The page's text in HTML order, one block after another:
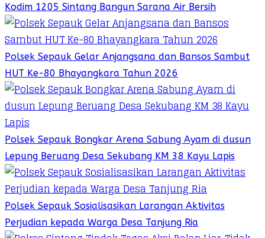
Kodim 1205 Sintang Bangun Sarana Air Bersih
Polsek Sepauk Gelar Anjangsana dan Bansos Sambut
HUT Ke-80 Bhayangkara Tahun 2026
Polsek Sepauk Bongkar Arena Sabung Ayam di dusun
Lepung Beruang Desa Sekubang KM 38 Kayu Lapis
Polsek Sepauk Sosialisasikan Larangan Aktivitas
Perjudian kepada Warga Desa Tanjung Ria